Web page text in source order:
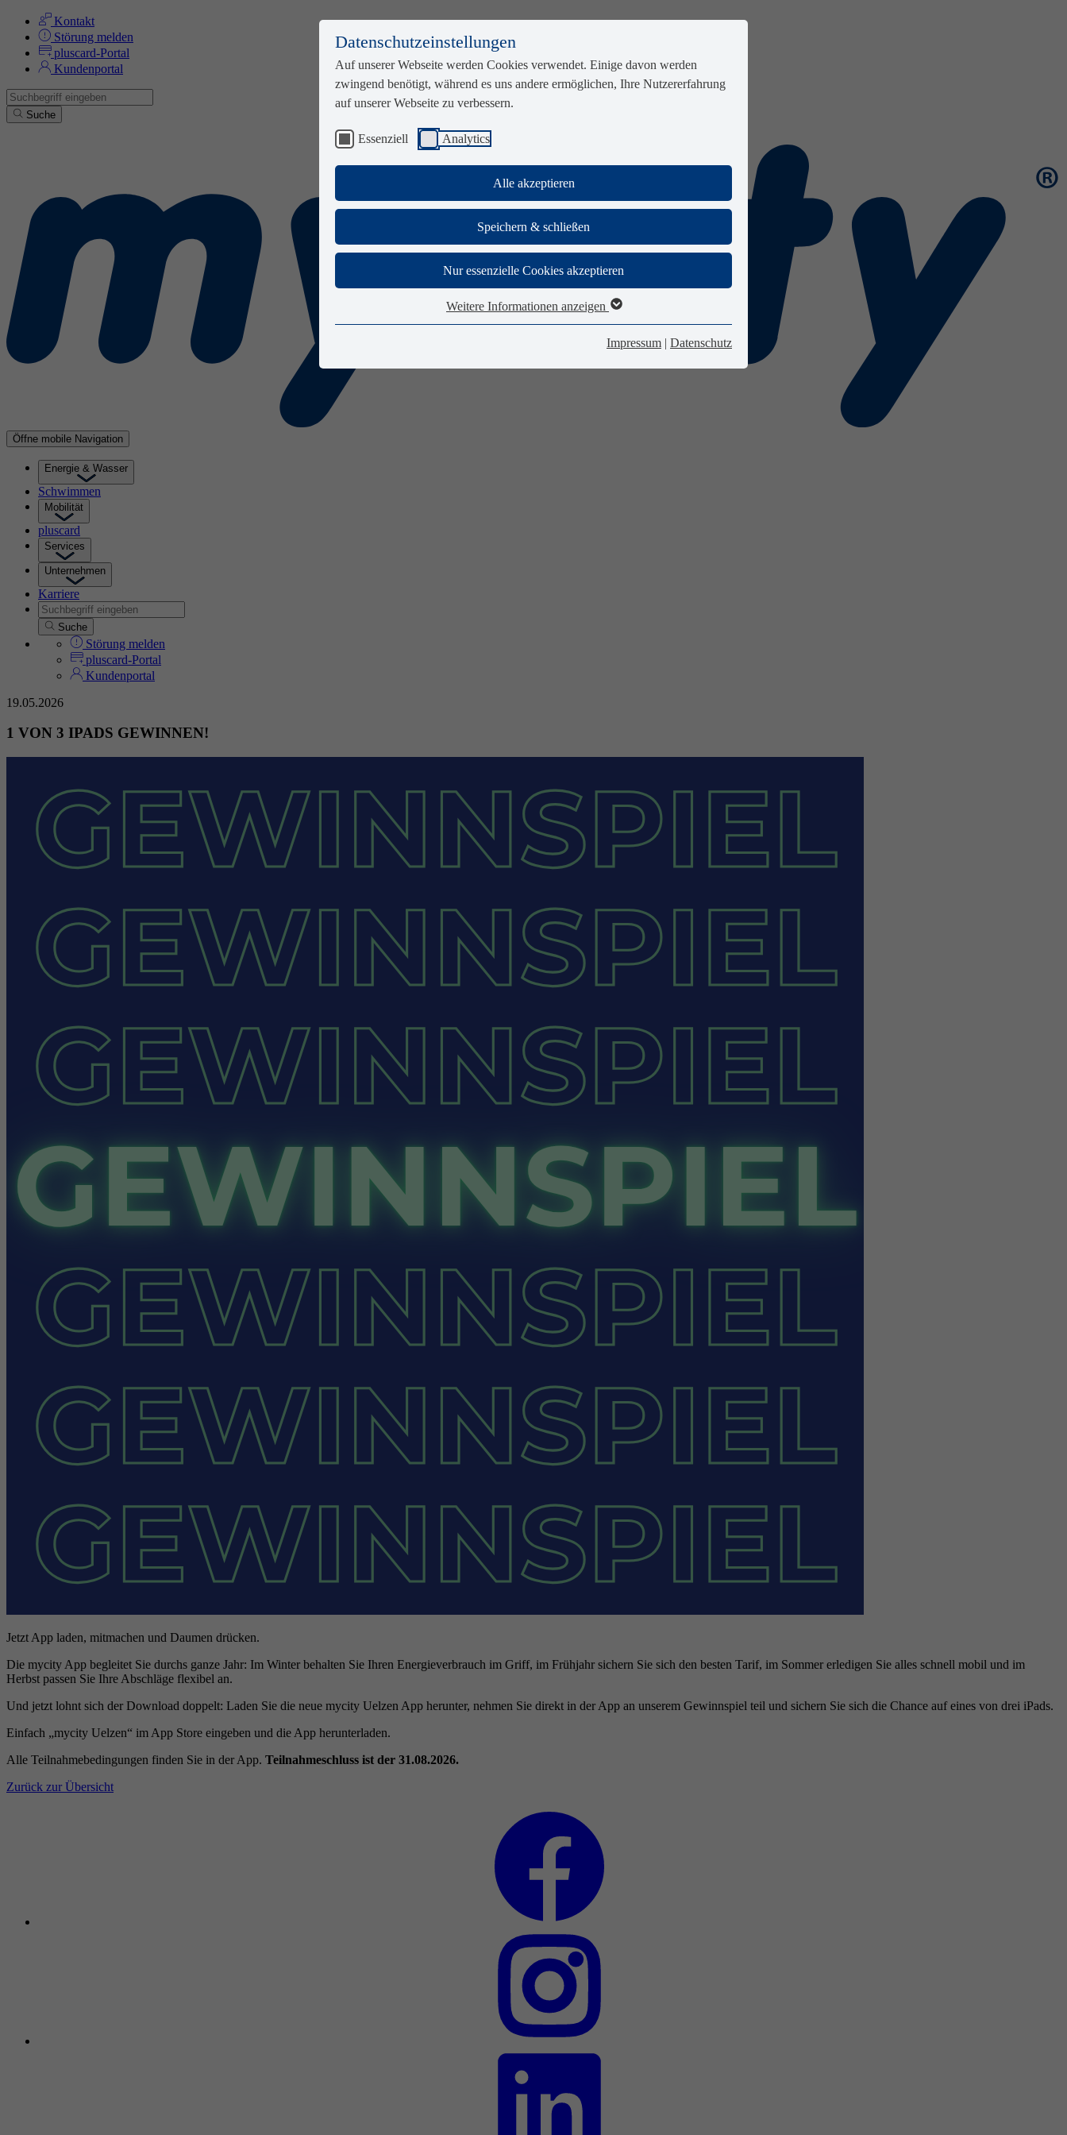
Datenschutzeinstellungen
Auf unserer Webseite werden Cookies verwendet. Einige davon werden
zwingend benötigt, während es uns andere ermöglichen, Ihre Nutzererfahrung
auf unserer Webseite zu verbessern.
Essenziell Analytics
Alle akzeptieren
Speichern & schließen
Nur essenzielle Cookies akzeptieren
Weitere Informationen anzeigen
Impressum | Datenschutz
Zum Seiteninhalt
Kontakt
Störung melden
pluscard-Portal
Kundenportal
Suche
Öffne mobile Navigation
Energie & Wasser
Schwimmen
Mobilität
pluscard
Services
Unternehmen
Karriere
Suche
Störung melden
pluscard-Portal
Kundenportal
19.05.2026
1 VON 3 IPADS GEWINNEN!
Jetzt App laden, mitmachen und Daumen drücken.
Die mycity App begleitet Sie durchs ganze Jahr: Im Winter behalten Sie Ihren Energieverbrauch im Griff, im Frühjahr sichern Sie sich den besten Tarif, im Sommer erledigen Sie alles schnell mobil und im
Herbst passen Sie Ihre Abschläge flexibel an.
Und jetzt lohnt sich der Download doppelt: Laden Sie die neue mycity Uelzen App herunter, nehmen Sie direkt in der App an unserem Gewinnspiel teil und sichern Sie sich die Chance auf eines von drei iPads.
Einfach „mycity Uelzen“ im App Store eingeben und die App herunterladen.
Alle Teilnahmebedingungen finden Sie in der App. Teilnahmeschluss ist der 31.08.2026.
Zurück zur Übersicht